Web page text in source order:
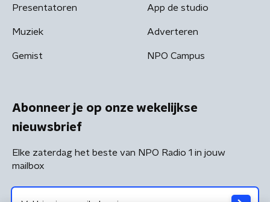
Presentatoren
Muziek
Gemist
App de studio
Adverteren
NPO Campus
Abonneer je op onze wekelijkse
nieuwsbrief
Elke zaterdag het beste van NPO Radio 1 in jouw
mailbox